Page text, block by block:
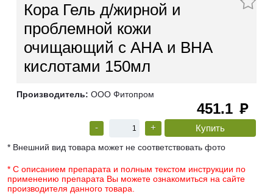
Кора Гель д/жирной и
проблемной кожи
очищающий с АНА и ВНА
кислотами 150мл
Производитель: ООО Фитопром
451.1 руб
- +
* Внешний вид товара может не соответствовать фото
* С описанием препарата и полным текстом инструкции по
применению препарата Вы можете ознакомиться на сайте
производителя данного товара.